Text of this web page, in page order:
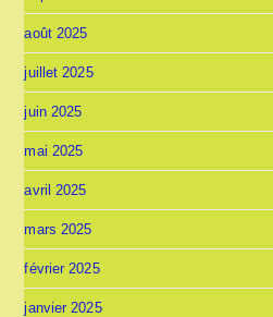
août 2025
juillet 2025
juin 2025
mai 2025
avril 2025
mars 2025
février 2025
janvier 2025